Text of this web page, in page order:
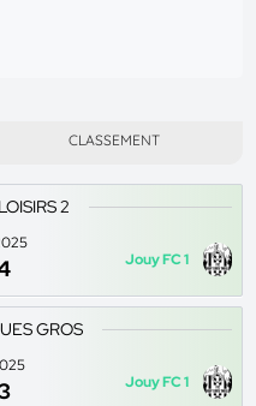
CLASSEMENT
2
Jouy FC 1
GROS
Jouy FC 1